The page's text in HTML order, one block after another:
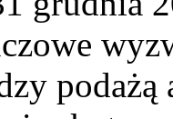
podażą